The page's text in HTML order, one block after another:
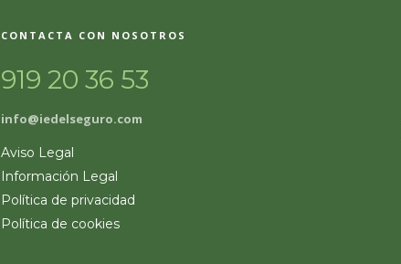
CONTACTA CON NOSOTROS
919 20 36 53
info@iedelseguro.com
Aviso Legal
Información Legal
Política de privacidad
Política de cookies